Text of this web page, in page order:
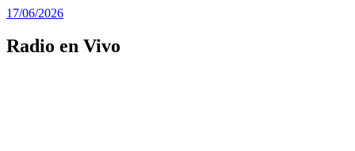
17/06/2026
Radio en Vivo